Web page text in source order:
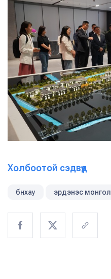
Холбоотой сэдвүүд
бнхау эрдэнэс монгол